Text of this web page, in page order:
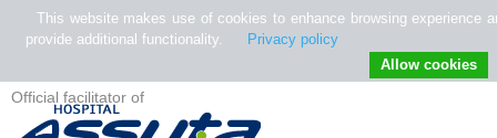
Official facilitator of
This website makes use of cookies to enhance browsing experience
provide additional functionality.
Privacy policy
Allow cookies